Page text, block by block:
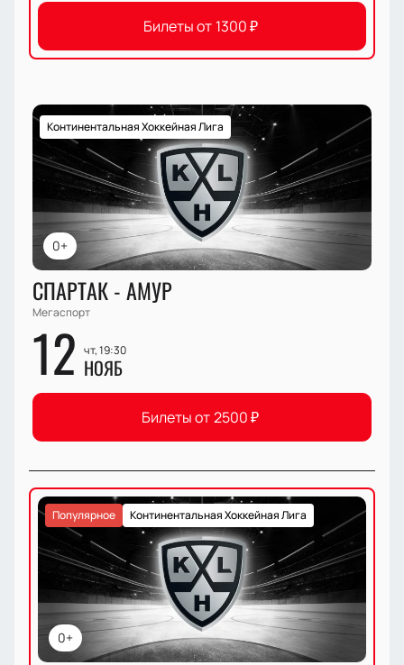
Билеты от 1300₽
0+
Континентальная Хоккейная Лига
СПАРТАК - АМУР
Мегаспорт
12 чт, 19:30
НОЯБ
Билеты от2500₽
0+
Континентальная Хоккейная Лига
Популярное